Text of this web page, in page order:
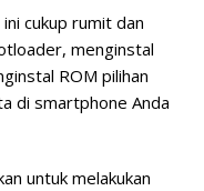
cukup rumit dan
menginstal
ROM pilihan
di smartphone Anda
untuk melakukan